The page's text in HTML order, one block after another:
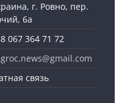
г. Ровно, пер.
6а
067 364 71 72
связь